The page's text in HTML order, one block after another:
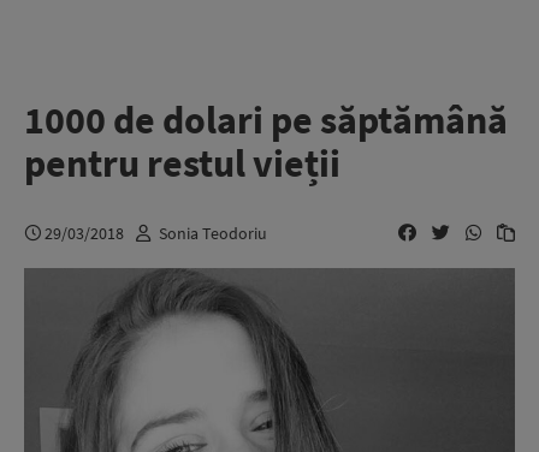
1000 de dolari pe săptămână
pentru restul vieții
29/03/2018 Sonia Teodoriu